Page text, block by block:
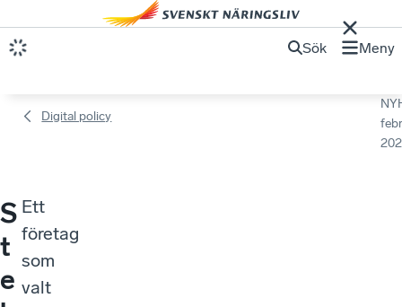
Sök Meny
Digital policy
S
t
e
Ett
företag
som
valt